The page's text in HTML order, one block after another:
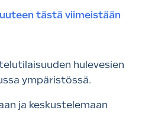
tästä viimeistään
hulevesien
ympäristössä.
ja keskustelemaan